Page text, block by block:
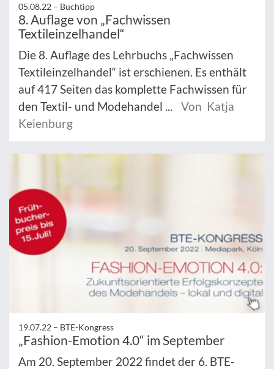
05.08.22 – Buchtipp
8. Auflage von „Fachwissen
Textileinzelhandel“
Die 8. Auflage des Lehrbuchs „Fachwissen
Textileinzelhandel“ ist erschienen. Es enthält
auf 417 Seiten das komplette Fachwissen für
den Textil- und Modehandel ...
Von Katja
Keienburg
19.07.22 – BTE-Kongress
„Fashion-Emotion 4.0“ im September
Am 20. September 2022 findet der 6. BTE-